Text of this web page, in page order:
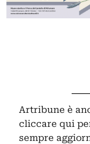
Artribune è
cliccare qui
sempre